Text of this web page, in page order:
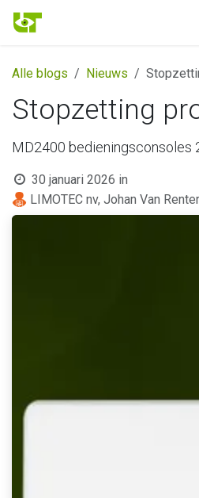
Overslaan naar inhoud
Alle blogs Nieuws
Stopzetting
MD2400 bedieningsconsoles
30 januari 2026 in
LIMOTEC nv, Johan Van